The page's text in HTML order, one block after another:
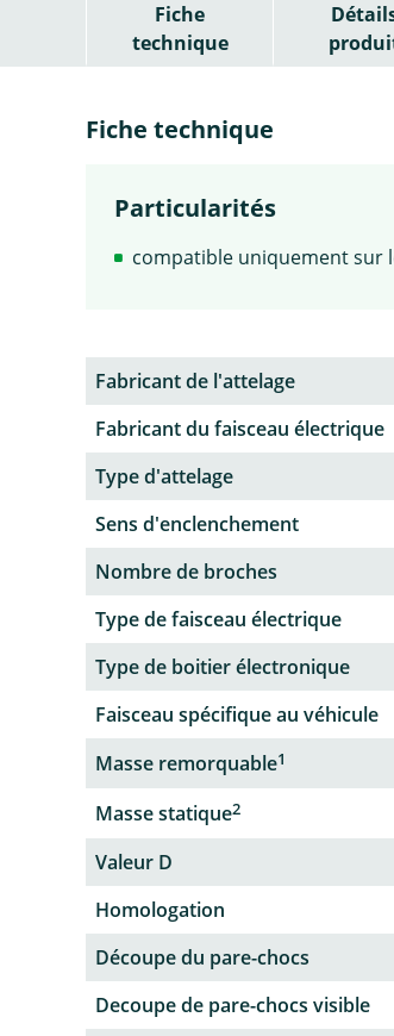
Fiche
technique
Fiche technique
Particularités
compatible uniquement sur
Fabricant de l'attelage
Fabricant du faisceau électrique
Type d'attelage
Sens d'enclenchement
Nombre de broches
Type de faisceau électrique
Type de boitier électronique
Faisceau spécifique au véhicule
Masse remorquable1
Masse statique2
Valeur D
Homologation
Découpe du pare-chocs
Decoupe de pare-chocs visible